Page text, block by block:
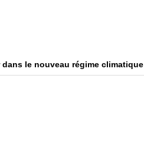
le nouveau régime climatique